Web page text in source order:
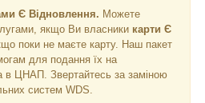
Є Відновлення. Можете
якщо Ви власники карти Є
поки не маєте карту. Наш пакет
для подання їх на
в ЦНАП. Звертайтесь за заміною
систем WDS.